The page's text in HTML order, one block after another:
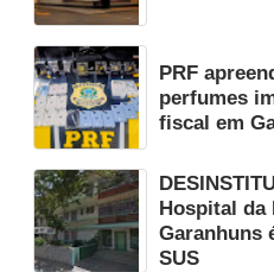
PRF
perfumes
fiscal em
Hospital da
Garanhuns
SUS